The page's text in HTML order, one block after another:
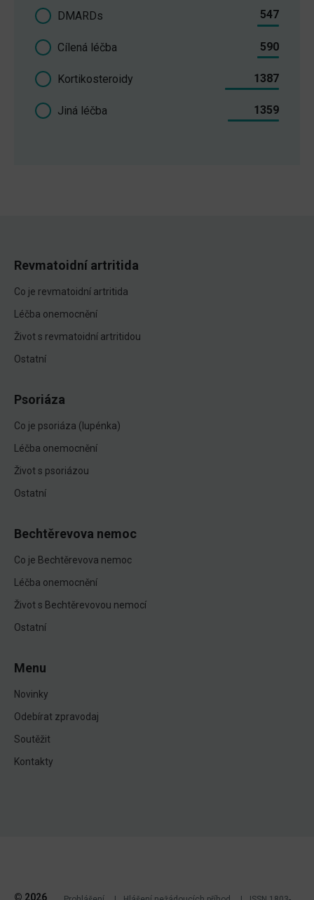
DMARDs 547
Cílená léčba 590
Kortikosteroidy 1387
Jiná léčba 1359
Revmatoidní artritida
Co je revmatoidní artritida
Léčba onemocnění
Život s revmatoidní artritidou
Ostatní
Psoriáza
Co je psoriáza (lupénka)
Léčba onemocnění
Život s psoriázou
Ostatní
Bechtěrevova nemoc
Co je Bechtěrevova nemoc
Léčba onemocnění
Život s Bechtěrevovou nemocí
Ostatní
Menu
Novinky
Odebírat zpravodaj
Soutěžit
Kontakty
© 2026